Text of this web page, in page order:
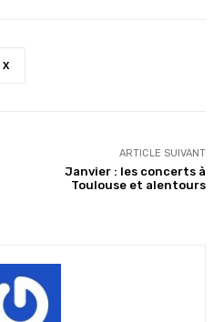
X
ARTICLE SUIVANT
Janvier : les concerts à
Toulouse et alentours